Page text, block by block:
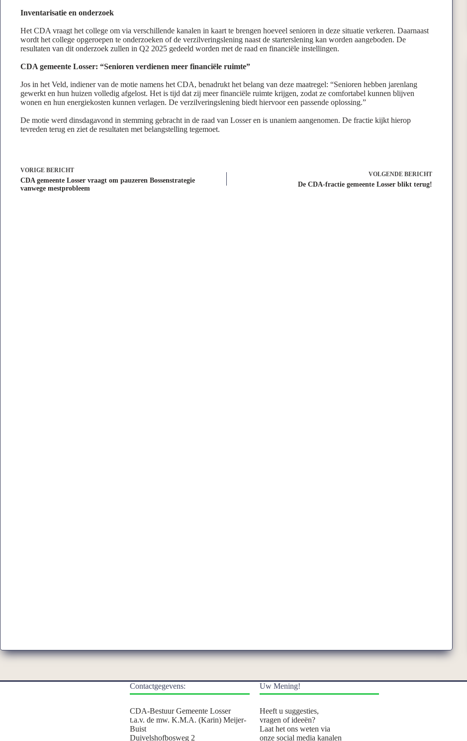
Inventarisatie en onderzoek
Het CDA vraagt het college om via verschillende kanalen in kaart te brengen hoeveel senioren in deze situatie verkeren. Daarnaast
wordt het college opgeroepen te onderzoeken of de verzilveringslening naast de starterslening kan worden aangeboden. De
resultaten van dit onderzoek zullen in Q2 2025 gedeeld worden met de raad en financiële instellingen.
CDA gemeente Losser: “Senioren verdienen meer financiële ruimte”
Jos in het Veld, indiener van de motie namens het CDA, benadrukt het belang van deze maatregel: “Senioren hebben jarenlang
gewerkt en hun huizen volledig afgelost. Het is tijd dat zij meer financiële ruimte krijgen, zodat ze comfortabel kunnen blijven
wonen en hun energiekosten kunnen verlagen. De verzilveringslening biedt hiervoor een passende oplossing.”
De motie werd dinsdagavond in stemming gebracht in de raad van Losser en is unaniem aangenomen. De fractie kijkt hierop
tevreden terug en ziet de resultaten met belangstelling tegemoet.
VORIGE BERICHT
CDA gemeente Losser vraagt om pauzeren Bossenstrategie
vanwege mestprobleem
VOLGENDE BERICHT
De CDA-fractie gemeente Losser blikt terug!
Contactgegevens:
CDA-Bestuur Gemeente Losser
t.a.v. de mw. K.M.A. (Karin) Meijer-
Buist
Duivelshofbosweg 2
Uw Mening!
Heeft u suggesties,
vragen of ideeën?
Laat het ons weten via
onze social media kanalen